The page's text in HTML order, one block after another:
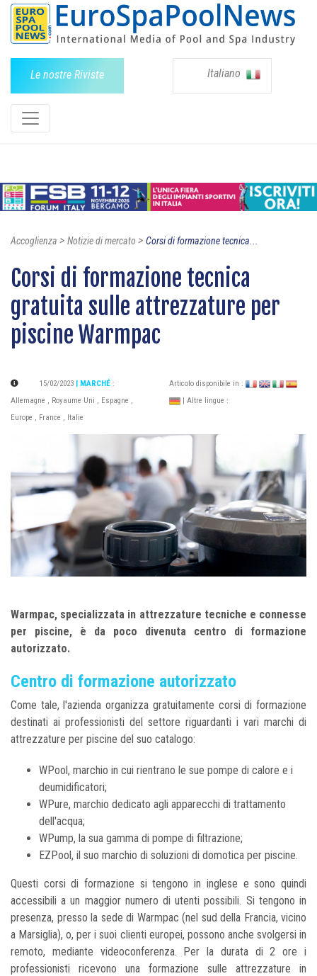
Le nostre Riviste Italiano
Accoglienza > Notizie di mercato > Corsi di formazione tecnica...
Corsi di formazione tecnica
gratuita sulle attrezzature per
piscine Warmpac
15/02/2023 | MARCHÉ :
Allemagne , Royaume Uni , Espagne ,
Europe , France , Italie
Articolo disponibile in :
| Altre lingue :
Warmpac, specializzata in attrezzature tecniche e connesse
per piscine, è da poco divenuta centro di formazione
autorizzato.
Centro di formazione autorizzato
Come tale, l'azienda organizza gratuitamente corsi di formazione
destinati ai professionisti del settore riguardanti i vari marchi di
attrezzature per piscine del suo catalogo:
WPool, marchio in cui rientrano le sue pompe di calore e i
deumidificatori;
WPure, marchio dedicato agli apparecchi di trattamento
dell'acqua;
WPump, la sua gamma di pompe di filtrazione;
EZPool, il suo marchio di soluzioni di domotica per piscine.
Questi corsi di formazione si tengono in inglese e sono quindi
accessibili a un maggior numero di utenti possibili. Si tengono in
presenza, presso la sede di Warmpac (nel sud della Francia, vicino
a Marsiglia), o, per i suoi clienti europei, possono anche svolgersi in
remoto, mediante videoconferenza. Per la durata di 2 ore i
professionisti ricevono una formazione sulle attrezzature in